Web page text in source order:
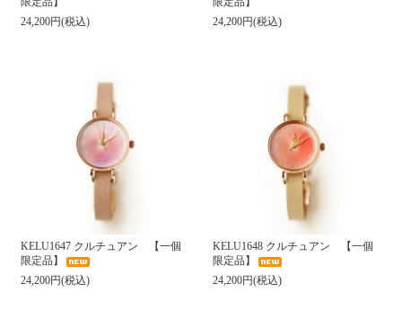
24,200円(税込)
24,200円(税込)
KELU1647 クルチュアン 【一個
限定品】
24,200円(税込)
KELU1648 クルチュアン 【一個
限定品】
24,200円(税込)